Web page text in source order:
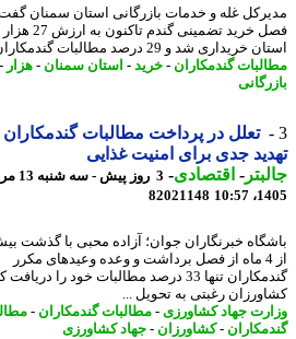
شد و 29 درصد مطالبات گندمکاران ...
گندمکاران- خرید- استان سمنان-هزار -
تعلل در پرداخت مطالبات گندمکاران
جدی برای امنیت غذایی
-اقتصادی-
3 روز پیش - سه شنبه 13 مرداد
82021148
خبرنگاران جوان؛ آزاده محبی با گذشت بیش
از 4 ماه از فصل برداشت و وعده وعیدهای مکرر
گندمکاران تنها 33 درصد مطالبات خود را
رغبتی به تحویل ...
جهاد کشاورزی- مطالبات گندمکاران- مطالبات
- کشاورزان - جهاد کشاورزی